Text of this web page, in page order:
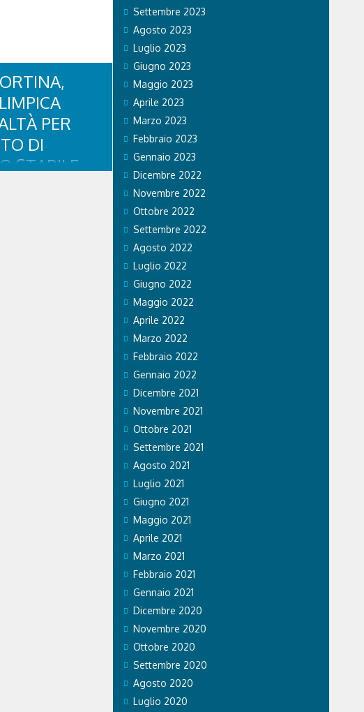
PER
DI
STABILE
Settembre 2023
Agosto 2023
Luglio 2023
Giugno 2023
Maggio 2023
Aprile 2023
Marzo 2023
Febbraio 2023
Gennaio 2023
Dicembre 2022
Novembre 2022
Ottobre 2022
Settembre 2022
Agosto 2022
Luglio 2022
Giugno 2022
Maggio 2022
Aprile 2022
Marzo 2022
Febbraio 2022
Gennaio 2022
Dicembre 2021
Novembre 2021
Ottobre 2021
Settembre 2021
Agosto 2021
Luglio 2021
Giugno 2021
Maggio 2021
Aprile 2021
Marzo 2021
Febbraio 2021
Gennaio 2021
Dicembre 2020
Novembre 2020
Ottobre 2020
Settembre 2020
Agosto 2020
Luglio 2020